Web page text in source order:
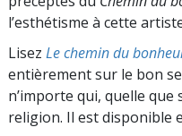
l’esthétisme à cette
Lisez Le chemin du
entièrement sur le bon
n’importe qui, quelle que
religion. Il est disponible